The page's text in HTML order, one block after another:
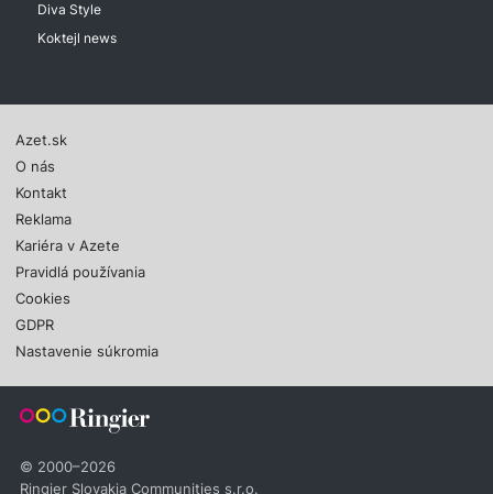
Diva Style
Koktejl news
Azet.sk
O nás
Kontakt
Reklama
Kariéra v Azete
Pravidlá používania
Cookies
GDPR
Nastavenie súkromia
© 2000–2026
Ringier Slovakia Communities s.r.o.